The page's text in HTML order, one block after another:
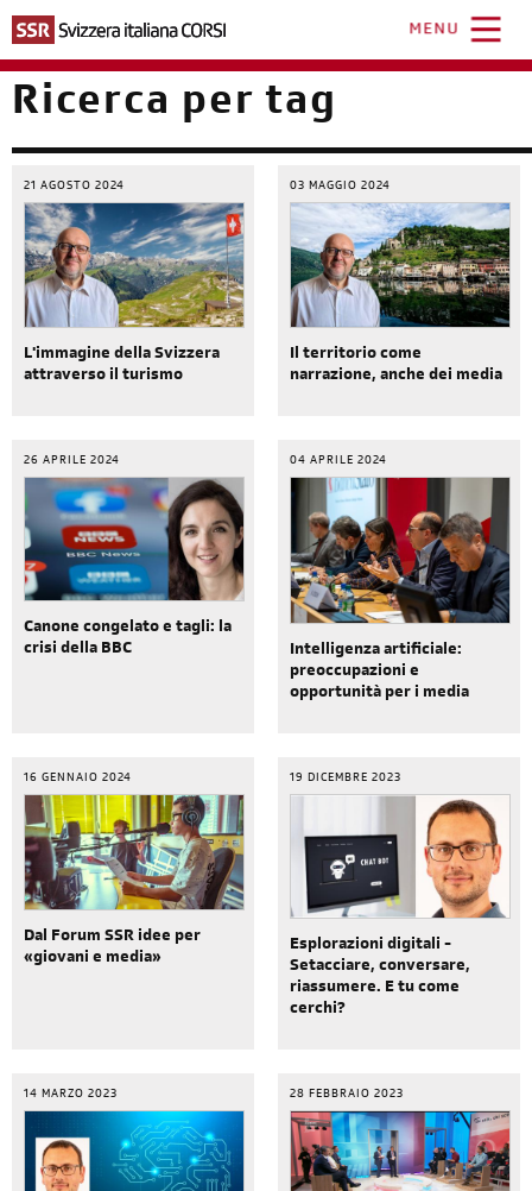
contenuto
principale
MENU
Ricerca per tag
21 AGOSTO 2024
L'immagine della Svizzera
attraverso il turismo
03 MAGGIO 2024
Il territorio come
narrazione, anche dei media
26 APRILE 2024
Canone congelato e tagli: la
crisi della BBC
04 APRILE 2024
Intelligenza artificiale:
preoccupazioni e
opportunità per i media
16 GENNAIO 2024
Dal Forum SSR idee per
«giovani e media»
19 DICEMBRE 2023
Esplorazioni digitali -
Setacciare, conversare,
riassumere. E tu come
cerchi?
14 MARZO 2023 28 FEBBRAIO 2023